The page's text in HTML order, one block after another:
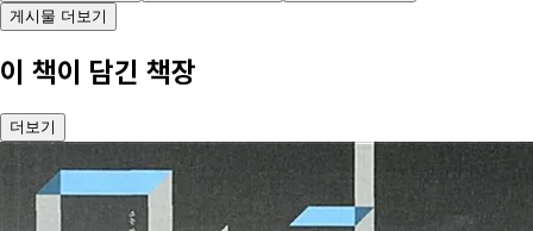
게시물 더보기
이 책이 담긴 책장
더보기